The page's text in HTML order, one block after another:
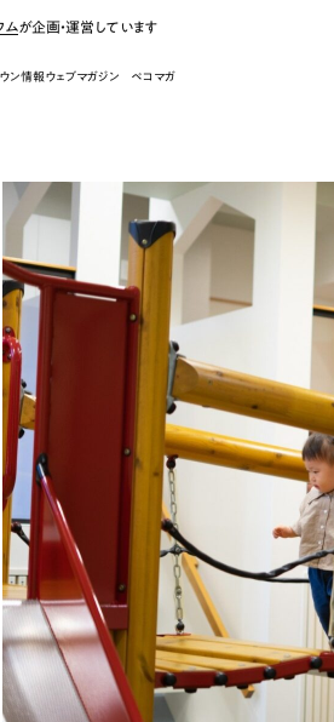
ムが企画・運営しています
ン情報ウェブマガジン ペコマガ